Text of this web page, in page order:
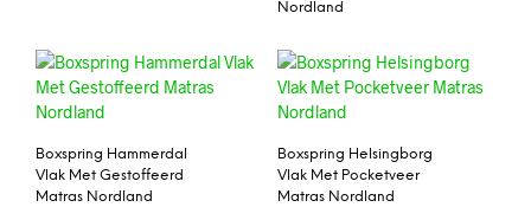
Nordland
Boxspring Hammerdal
Vlak Met Gestoffeerd
Matras Nordland
Boxspring Helsingborg
Vlak Met Pocketveer
Matras Nordland